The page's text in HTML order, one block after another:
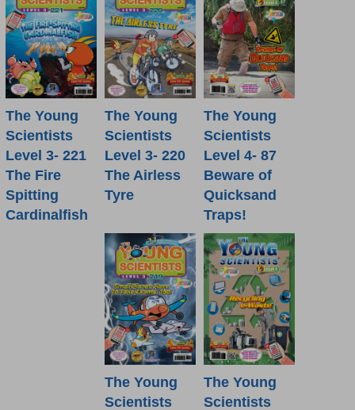
The Young
Scientists
Level 3- 221
The Fire
Spitting
Cardinalfish
The Young
Scientists
Level 3- 220
The Airless
Tyre
The Young
Scientists
Level 4- 87
Beware of
Quicksand
Traps!
The Young
Scientists
The Young
Scientists